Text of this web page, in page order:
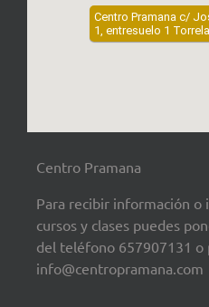
Centro Pramana c/
1, entresuelo 1
Centro Pramana
Para recibir información
cursos y clases puedes
del teléfono 657907131
info@centropramana.com